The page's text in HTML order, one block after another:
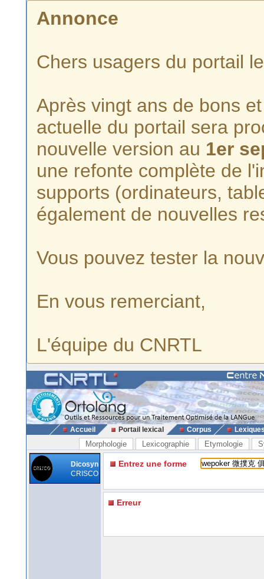
Annonce
Chers usagers du portail
Après vingt ans de bons
actuelle du portail sera
nouvelle version au 1er
une refonte complète de
supports (ordinateurs,
également de nouvelles
Vous pouvez tester la
En vous remerciant,
L'équipe du CNRTL
Accueil Portail lexical Corpus
Morphologie Lexicographie Etymologie
Dicosyn
CRISCO
Entrez une forme
Erreur